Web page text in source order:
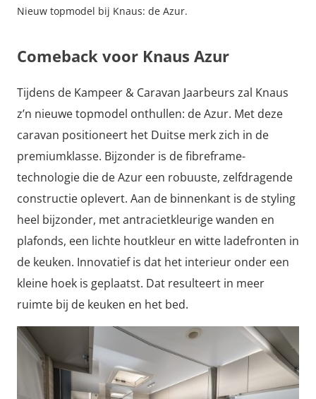
Nieuw topmodel bij Knaus: de Azur.
Comeback voor Knaus Azur
Tijdens de Kampeer & Caravan Jaarbeurs zal Knaus
z’n nieuwe topmodel onthullen: de Azur. Met deze
caravan positioneert het Duitse merk zich in de
premiumklasse. Bijzonder is de fibreframe-
technologie die de Azur een robuuste, zelfdragende
constructie oplevert. Aan de binnenkant is de styling
heel bijzonder, met antracietkleurige wanden en
plafonds, een lichte houtkleur en witte ladefronten in
de keuken. Innovatief is dat het interieur onder een
kleine hoek is geplaatst. Dat resulteert in meer
ruimte bij de keuken en het bed.